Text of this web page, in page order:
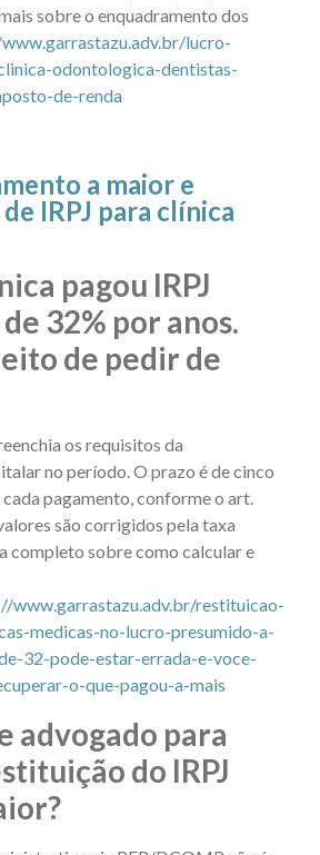
sobre o enquadramento dos
lucro-
odontologica-dentistas-
de-renda
a maior e
IRPJ para clínica
pagou IRPJ
32% por anos.
de pedir de
os requisitos da
no período. O prazo é de cinco
pagamento, conforme o art.
são corrigidos pela taxa
completo sobre como calcular e
www.garrastazu.adv.br/restituicao-
medicas-no-lucro-presumido-a-
32-pode-estar-errada-e-voce-
o-que-pagou-a-mais
advogado para
do IRPJ